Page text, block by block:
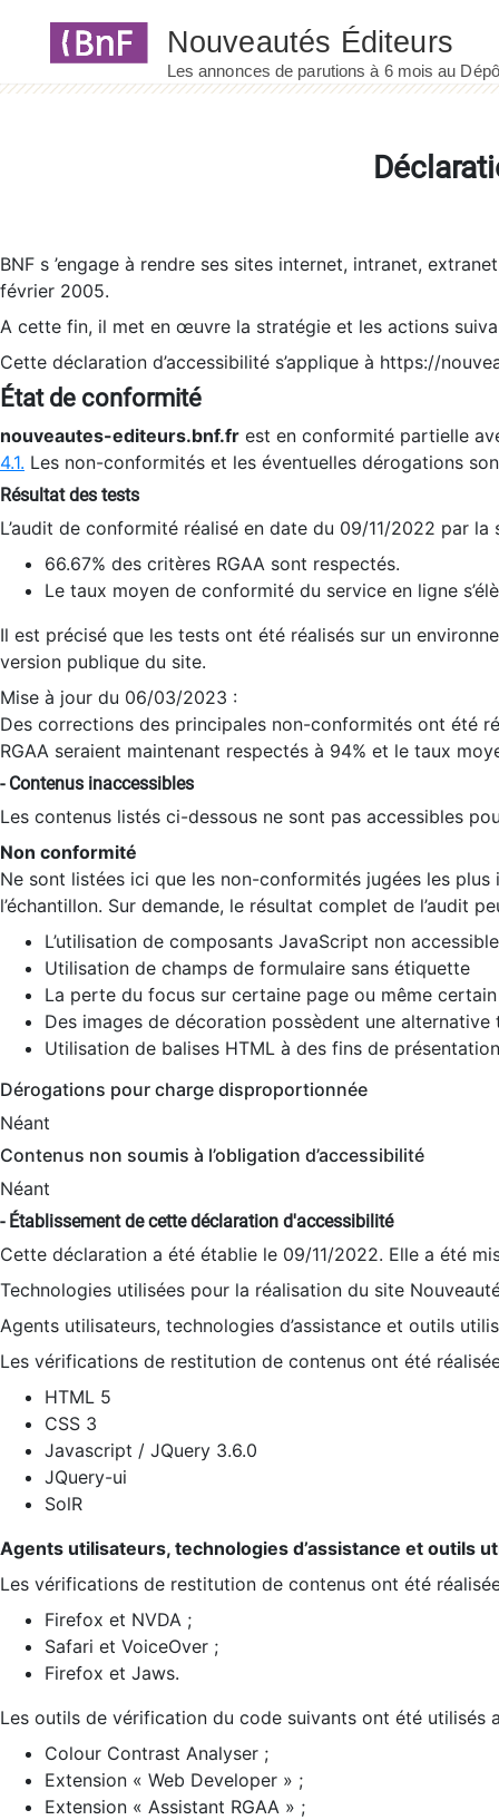
BNF s ’engage à rendre ses sites internet, intranet,
février 2005.
A cette fin, il met en œuvre la stratégie et les actions
Cette déclaration d’accessibilité s’applique à https://
État de conformité
nouveautes-editeurs.bnf.fr est en conformité partielle
4.1. Les non-conformités et les éventuelles dérogations
Résultat des tests
L’audit de conformité réalisé en date du 09/11/2022 par
66.67% des critères RGAA sont respectés.
Le taux moyen de conformité du service en ligne
Il est précisé que les tests ont été réalisés sur un
version publique du site.
Mise à jour du 06/03/2023 :
Des corrections des principales non-conformités ont été
RGAA seraient maintenant respectés à 94% et le taux
- Contenus inaccessibles
Les contenus listés ci-dessous ne sont pas accessibles
Non conformité
Ne sont listées ici que les non-conformités jugées les
l’échantillon. Sur demande, le résultat complet de l’audit
L’utilisation de composants JavaScript non
Utilisation de champs de formulaire sans étiquette
La perte du focus sur certaine page ou même
Des images de décoration possèdent une alternative
Utilisation de balises HTML à des fins de
Dérogations pour charge disproportionnée
Néant
Contenus non soumis à l’obligation d’accessibilité
Néant
- Établissement de cette déclaration d'accessibilité
Cette déclaration a été établie le 09/11/2022. Elle a été
Technologies utilisées pour la réalisation du site
Agents utilisateurs, technologies d’assistance et outils
Les vérifications de restitution de contenus ont été
HTML 5
CSS 3
Javascript / JQuery 3.6.0
JQuery-ui
SolR
Agents utilisateurs, technologies d’assistance et outils
Les vérifications de restitution de contenus ont été
Firefox et NVDA ;
Safari et VoiceOver ;
Firefox et Jaws.
Les outils de vérification du code suivants ont été utilisés
Colour Contrast Analyser ;
Extension « Web Developer » ;
Extension « Assistant RGAA » ;